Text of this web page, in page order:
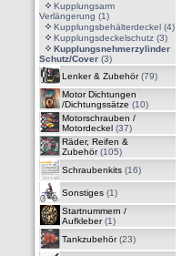
Kupplungsarm
Verlängerung (1)
Kupplungsbehälterdeckel (4)
Kupplungsdeckelschutz (3)
Kupplungsnehmerzylinder
Schutz/Cover (3)
Lenker & Zubehör(79)
Motor Dichtungen
/Dichtungssätze (10)
Motorschrauben /
Motordeckel (37)
Räder, Reifen &
Zubehör(105)
Schraubenkits (16)
Sonstiges (1)
Startnummern /
Aufkleber(1)
Tankzubehör(23)